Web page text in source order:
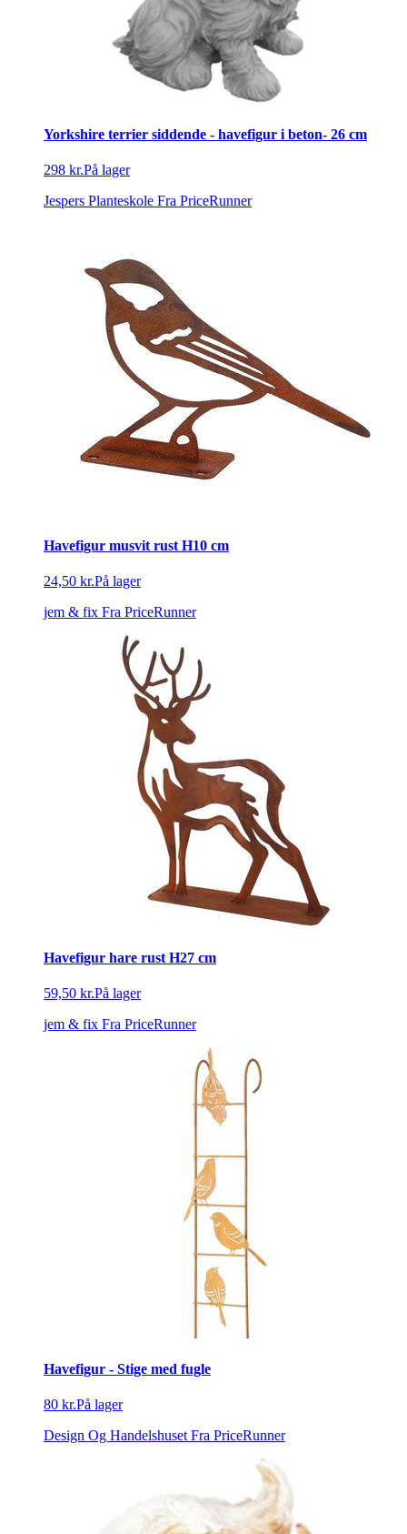
Yorkshire terrier siddende - havefigur i beton- 26 cm
298 kr.På lager
Jespers Planteskole Fra PriceRunner
Havefigur musvit rust H10 cm
24,50 kr.På lager
jem & fix Fra PriceRunner
Havefigur hare rust H27 cm
59,50 kr.På lager
jem & fix Fra PriceRunner
Havefigur - Stige med fugle
80 kr.På lager
Design Og Handelshuset Fra PriceRunner